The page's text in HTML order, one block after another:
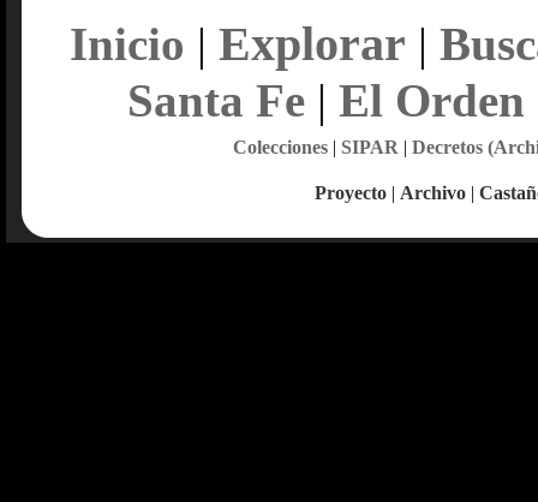
Inicio | Explorar |
Santa Fe| El Orden
Colecciones| SIPAR | Decretos
Proyecto | Archivo |